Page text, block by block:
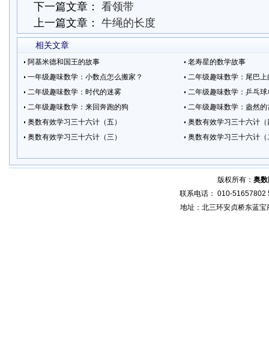
下一篇文章： 看领带
上一篇文章： 牛绳的长度
相关文章
阿基米德和国王的故事
老寿星的数学故事
一年级趣味数学：小数点怎么搬家？
二年级趣味数学：尾巴上
二年级趣味数学：时代的迷雾
二年级趣味数学：乒乓球
二年级趣味数学：来回奔跑的狗
二年级趣味数学：盎然的
奥数有效学习三十六计（五）
奥数有效学习三十六计（
奥数有效学习三十六计（三）
奥数有效学习三十六计（
版权所有： 奥数
联系电话： 010-
地址：北三环安贞桥东蓝